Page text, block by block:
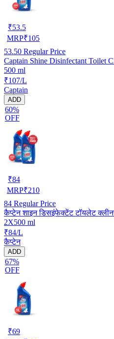
₹53.5
MRP₹105
53.50 Regular Price
Captain Shine Disinfectant Toilet
500 ml
₹107/L
Captain
ADD
60%
OFF
₹84
MRP₹210
84 Regular Price
कैप्टेन शाइन डिसइंफेक्टेंट टॉयलेट
2X500 ml
₹84/L
कैप्टेन
ADD
67%
OFF
₹69